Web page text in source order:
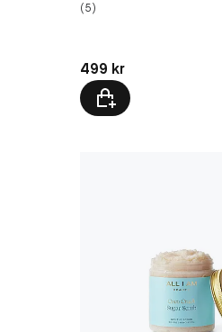
(5)
Pris: 499 kr
499 kr